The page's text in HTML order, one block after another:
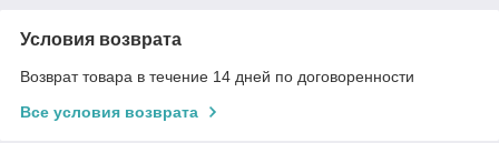
Условия возврата
Возврат товара в течение 14 дней по договоренности
Все условия возврата